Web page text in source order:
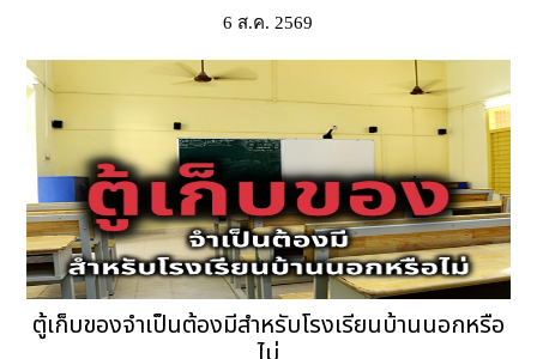
6 ส.ค. 2569
ตู้เก็บของจำเป็นต้องมีสำหรับโรงเรียนบ้านนอกหรือ